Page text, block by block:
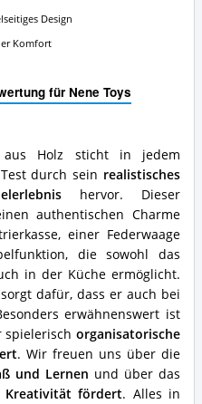
für Nene Toys
aus Holz sticht in jedem
durch sein realistisches
hervor. Dieser
authentischen Charme
einer Federwaage
die sowohl das
in der Küche ermöglicht.
dafür, dass er auch bei
erwähnenswert ist
spielerisch organisatorische
. Wir freuen uns über die
und Lernen und über das
Kreativität fördert. Alles in
Design
Komfort